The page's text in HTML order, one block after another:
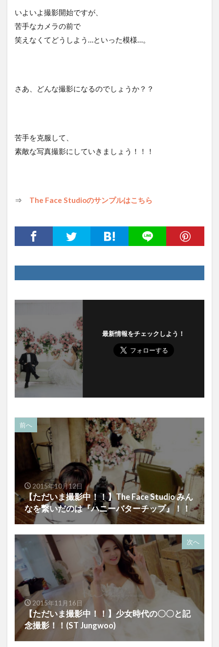
いよいよ撮影開始ですが、
苦手なカメラの前で
笑えなくてどうしよう…といった模様…。
さあ、どんな撮影になるのでしょうか？？
苦手を克服して、
素敵な写真撮影にしていきましょう！！！
⇒ The Face Studioのサンプルはこちら
最新情報をチェックしよう！
前へ
2015年10月12日
【ただいま撮影中！！】The Face Studio みん
なを繋いだのは『ハニーバターチップ』！！
次へ
2015年11月16日
【ただいま撮影中！！】少女時代の〇〇と記
念撮影！！(ST Jungwoo)